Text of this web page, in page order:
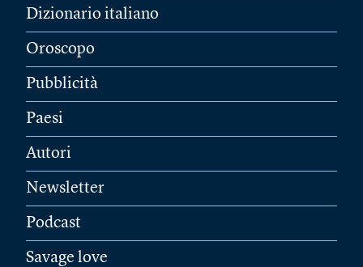
Dizionario italiano
Oroscopo
Pubblicità
Paesi
Autori
Newsletter
Podcast
Savage love